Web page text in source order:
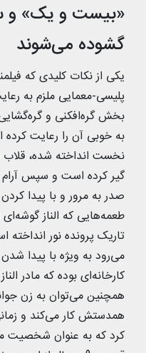
«بیست و یک» و
گشوده می‌شوند
یکی از نکات کلیدی‌ که
پلیسی-معمایی ملزم به
بخش گره‌افکنی و
به خوبی آن را رعایت
نخست انداخته شده، قلاب
گیر کرده است و سپس آرام
صدر به مرور و با پیدا
طعمه‌هایی که الناز
تاریک پرونده نور
می‌رود به ویژه با پیدا
کارخانه‌ای بوده که مادر
همچنین می‌توان به زن
همدستش کار می‌کند و
کرد که به عنوان شخصیت